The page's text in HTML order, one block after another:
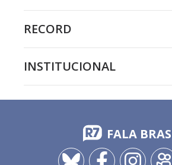
RECORD
INSTITUCIONAL
FALA